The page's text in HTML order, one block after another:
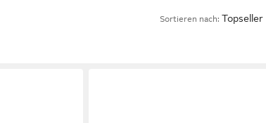
Sortieren nach: Topseller